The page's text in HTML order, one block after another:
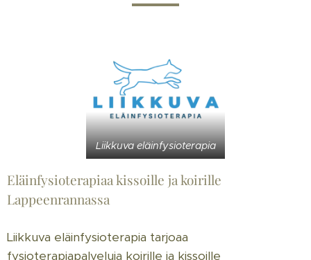
Liikkuva eläinfysioterapia
Eläinfysioterapiaa kissoille ja koirille
Lappeenrannassa
Liikkuva eläinfysioterapia tarjoaa
fysioterapiapalveluja koirille ja kissoille